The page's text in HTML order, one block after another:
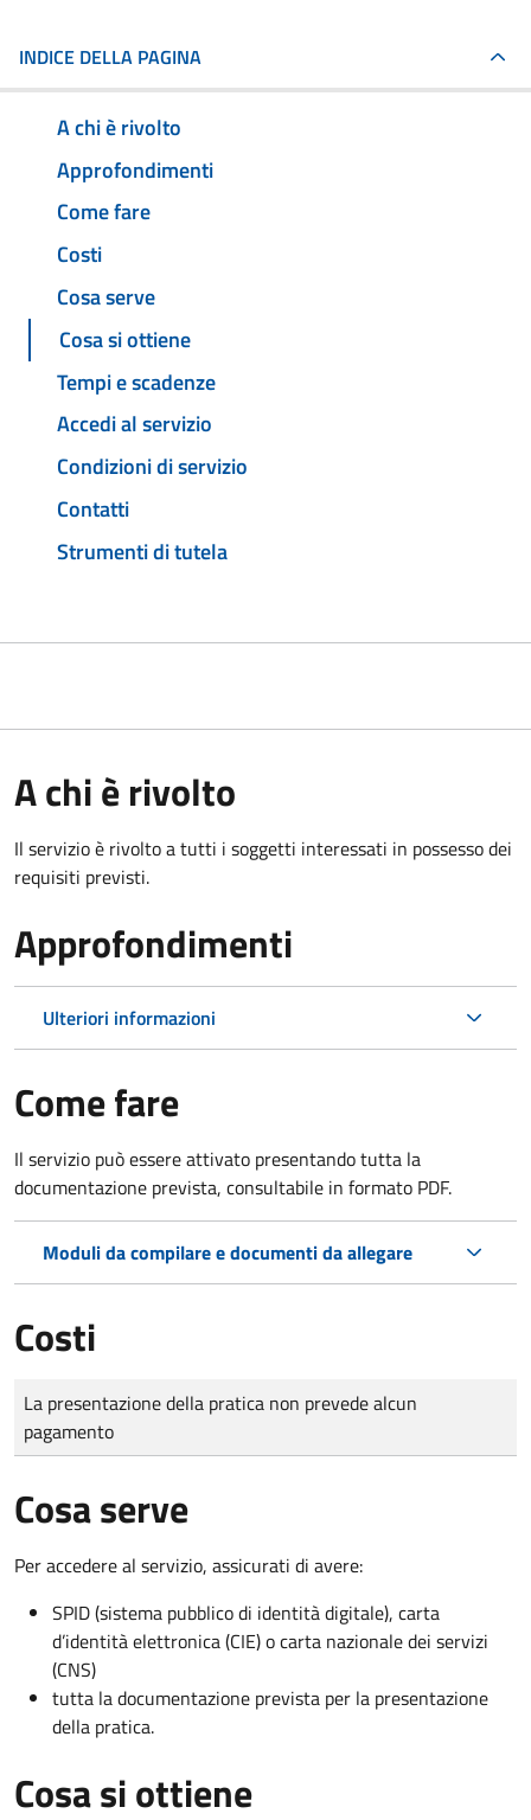
INDICE DELLA PAGINA
A chi è rivolto
Approfondimenti
Come fare
Costi
Cosa serve
Cosa si ottiene
Tempi e scadenze
Accedi al servizio
Condizioni di servizio
Contatti
Strumenti di tutela
A chi è rivolto
Il servizio è rivolto a tutti i soggetti interessati in possesso dei
requisiti previsti.
Approfondimenti
Ulteriori informazioni
Come fare
Il servizio può essere attivato presentando tutta la
documentazione prevista, consultabile in formato PDF.
Moduli da compilare e documenti da allegare
Costi
Tipo di pagamento
Importo
La presentazione della pratica non prevede alcun
pagamento
Cosa serve
Per accedere al servizio, assicurati di avere:
SPID (sistema pubblico di identità digitale), carta
d’identità elettronica (CIE) o carta nazionale dei servizi
(CNS)
tutta la documentazione prevista per la presentazione
della pratica.
Cosa si ottiene